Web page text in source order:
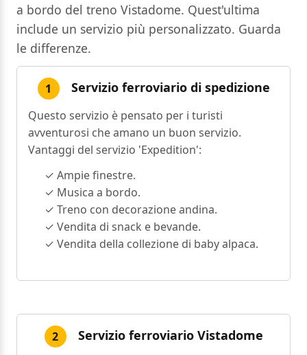
a bordo del treno Vistadome. Quest'ultima
include un servizio più personalizzato. Guarda
le differenze.
1 Servizio ferroviario di spedizione
Questo servizio è pensato per i turisti
avventurosi che amano un buon servizio.
Vantaggi del servizio 'Expedition':
✓ Ampie finestre.
✓ Musica a bordo.
✓ Treno con decorazione andina.
✓ Vendita di snack e bevande.
✓ Vendita della collezione di baby alpaca.
2 Servizio ferroviario Vistadome